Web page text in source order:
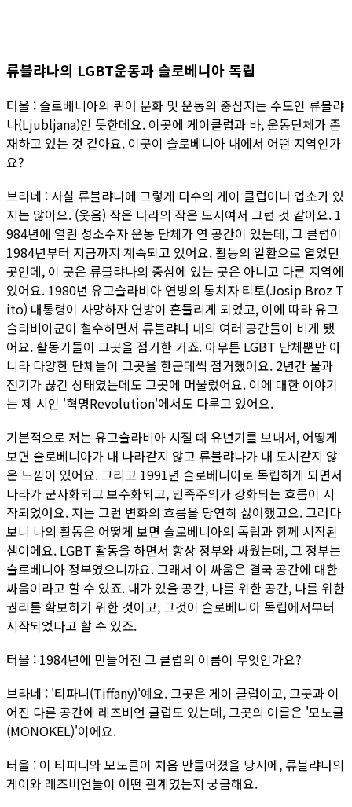
류블랴나의 LGBT운동과 슬로베니아 독립
터울 : 슬로베니아의 퀴어 문화 및 운동의 중심지는 수도인 류블랴
나(Ljubljana)인 듯한데요. 이곳에 게이클럽과 바, 운동단체가 존
재하고 있는 것 같아요. 이곳이 슬로베니아 내에서 어떤 지역인가
요?
브라네 : 사실 류블랴나에 그렇게 다수의 게이 클럽이나 업소가 있
지는 않아요. (웃음) 작은 나라의 작은 도시여서 그런 것 같아요. 1
984년에 열린 성소수자 운동 단체가 연 공간이 있는데, 그 클럽이
1984년부터 지금까지 계속되고 있어요. 활동의 일환으로 열었던
곳인데, 이 곳은 류블랴나의 중심에 있는 곳은 아니고 다른 지역에
있어요. 1980년 유고슬라비아 연방의 통치자 티토(Josip Broz T
ito) 대통령이 사망하자 연방이 흔들리게 되었고, 이에 따라 유고
슬라비아군이 철수하면서 류블랴나 내의 여러 공간들이 비게 됐
어요. 활동가들이 그곳을 점거한 거죠. 아무튼 LGBT 단체뿐만 아
니라 다양한 단체들이 그곳을 한군데씩 점거했어요. 2년간 물과
전기가 끊긴 상태였는데도 그곳에 머물렀어요. 이에 대한 이야기
는 제 시인 '혁명Revolution'에서도 다루고 있어요.
기본적으로 저는 유고슬라비아 시절 때 유년기를 보내서, 어떻게
보면 슬로베니아가 내 나라같지 않고 류블랴나가 내 도시같지 않
은 느낌이 있어요. 그리고 1991년 슬로베니아로 독립하게 되면서
나라가 군사화되고 보수화되고, 민족주의가 강화되는 흐름이 시
작되었어요. 저는 그런 변화의 흐름을 당연히 싫어했고요. 그러다
보니 나의 활동은 어떻게 보면 슬로베니아의 독립과 함께 시작된
셈이에요. LGBT 활동을 하면서 항상 정부와 싸웠는데, 그 정부는
슬로베니아 정부였으니까요. 그래서 이 싸움은 결국 공간에 대한
싸움이라고 할 수 있죠. 내가 있을 공간, 나를 위한 공간, 나를 위한
권리를 확보하기 위한 것이고, 그것이 슬로베니아 독립에서부터
시작되었다고 할 수 있죠.
터울 : 1984년에 만들어진 그 클럽의 이름이 무엇인가요?
브라네 : '티파니(Tiffany)'예요. 그곳은 게이 클럽이고, 그곳과 이
어진 다른 공간에 레즈비언 클럽도 있는데, 그곳의 이름은 '모노클
(MONOKEL)'이에요.
터울 : 이 티파니와 모노클이 처음 만들어졌을 당시에, 류블랴나의
게이와 레즈비언들이 어떤 관계였는지 궁금해요.